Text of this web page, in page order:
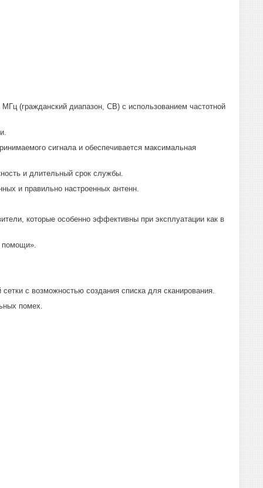
(гражданский диапазон, CB) с использованием частотной
сигнала и обеспечивается максимальная
и длительный срок службы.
и правильно настроенных антенн.
которые особенно эффективны при эксплуатации как в
помощи».
с возможностью создания списка для сканирования.
помех.